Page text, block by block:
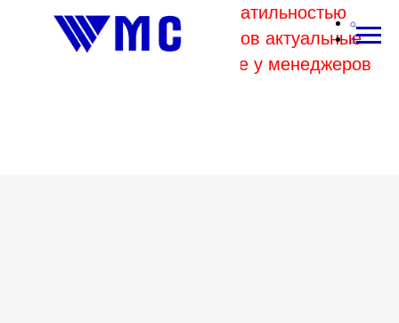
В связи с высокой волатильностью
отпускных цен комбинатов актуальные
цены на металл уточняйте у менеджеров